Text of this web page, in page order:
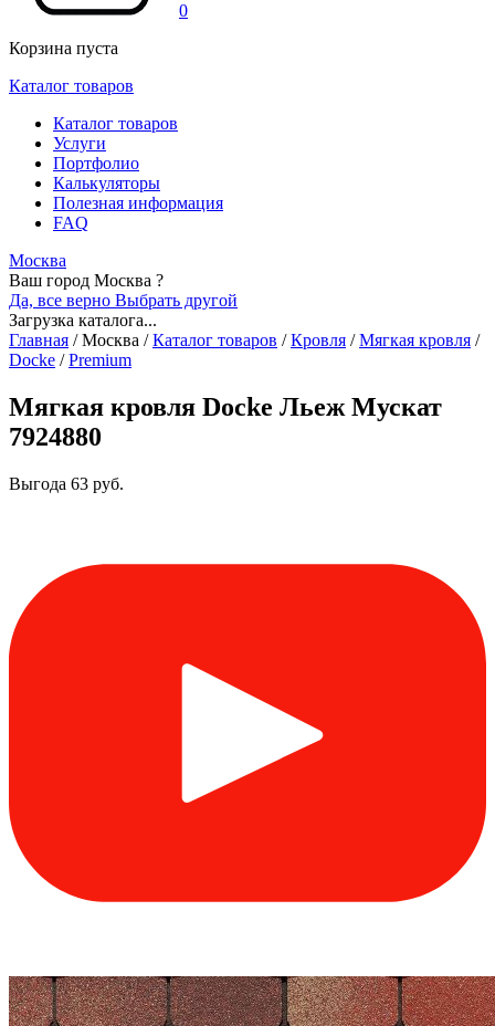
0
Корзина пуста
Каталог товаров
Каталог товаров
Услуги
Портфолио
Калькуляторы
Полезная информация
FAQ
Москва
Ваш город Москва ?
Да, все верно Выбрать другой
Загрузка каталога...
Главная /Москва / Каталог товаров / Кровля / Мягкая кровля /
Docke / Premium
Мягкая кровля Docke Льеж Мускат
7924880
Выгода 63 руб.